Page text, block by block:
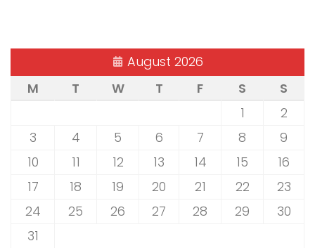
August 2026
M
T W T F S
S
1
2
3
4 5 6 7 8
9
10
11 12 13 14 15
16
17
18 19 20 21 22
23
24
25 26 27 28 29
30
31